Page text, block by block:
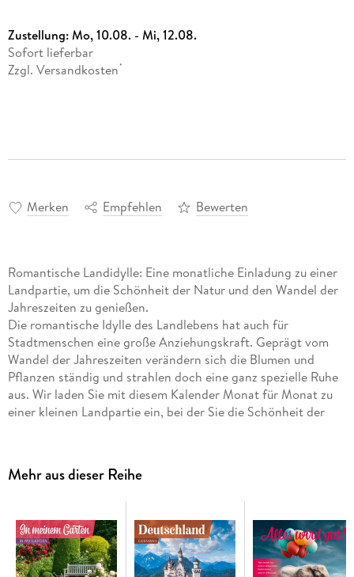
Zustellung:Mo, 10.08. - Mi, 12.08.
Sofort lieferbar
Zzgl. Versandkosten *
Merken Empfehlen Bewerten
Romantische Landidylle: Eine monatliche Einladung zu einer
Landpartie, um die Schönheit der Natur und den Wandel der
Jahreszeiten zu genießen.
Die romantische Idylle des Landlebens hat auch für
Stadtmenschen eine große Anziehungskraft. Geprägt vom
Wandel der Jahreszeiten verändern sich die Blumen und
Pflanzen ständig und strahlen doch eine ganz spezielle Ruhe
aus. Wir laden Sie mit diesem Kalender Monat für Monat zu
einer kleinen Landpartie ein, bei der Sie die Schönheit der
Hochwertiger Art12-Collection-Broschürenkalender
Garten-Kalender im schlanken Hochformat:
(aufgeklappt 30x60 cm)
Kalendarium mitPlatz für Notizen, inklusive Jahresplaner
Mehr aus dieser Reihe